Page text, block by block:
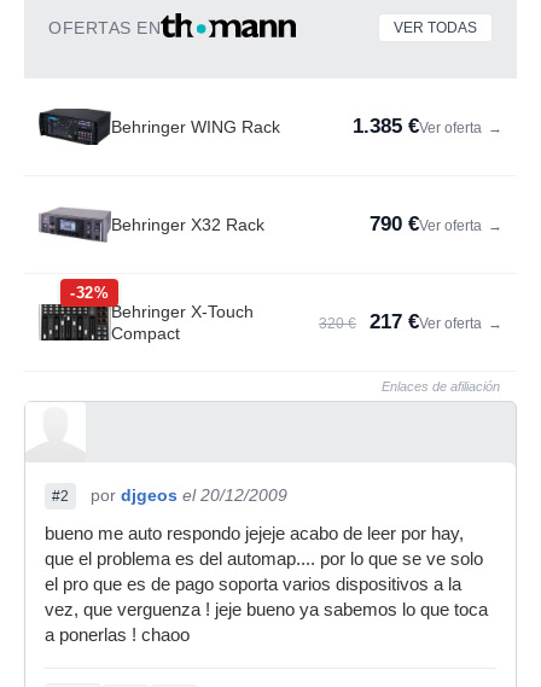
OFERTAS EN VER TODAS
Behringer WING Rack 1.385 €Ver oferta →
Behringer X32 Rack 790 €Ver oferta →
-32%
Behringer X-Touch
Compact
320 € 217 €Ver oferta →
Enlaces de afiliación
#2 por djgeos el 20/12/2009
bueno me auto respondo jejeje acabo de leer por hay,
que el problema es del automap.... por lo que se ve solo
el pro que es de pago soporta varios dispositivos a la
vez, que verguenza ! jeje bueno ya sabemos lo que toca
a ponerlas ! chaoo